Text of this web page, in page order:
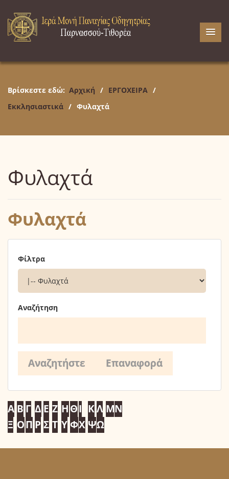
Βρίσκεστε εδώ: Αρχική / ΕΡΓΟΧΕΙΡΑ /
Εκκλησιαστικά / Φυλαχτά
Φυλαχτά
Φυλαχτά
Φίλτρα
Αναζήτηση
Α Β Γ Δ Ε Ζ ΗΘΙ ΚΛ ΜΝ
Ξ ΟΠ Ρ Σ Τ Υ ΦΧ ΨΩ